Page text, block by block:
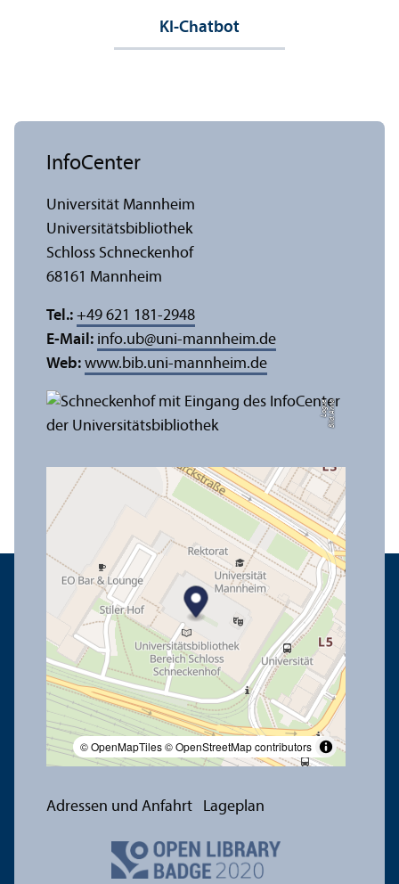
KI-Chatbot
Bil
d:
A
n
n
a
L
o
g
u
e
© OpenMapTiles© OpenStreetMap contributors
InfoCenter
Universität Mannheim
Universitäts­bibliothek
Schloss Schneckenhof
68161 Mannheim
Tel.: +49 621 181-2948
E-Mail: info.ub@uni-mannheim.de
Web: www.bib.uni-mannheim.de
Adressen und Anfahrt Lageplan